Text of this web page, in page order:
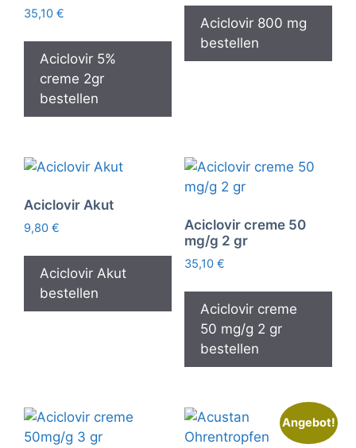
35,10 €
Aciclovir 5%
creme 2gr
bestellen
Aciclovir 800 mg
bestellen
Aciclovir Akut
9,80 €
Aciclovir Akut
bestellen
Aciclovir creme 50
mg/g 2 gr
35,10 €
Aciclovir creme
50 mg/g 2 gr
bestellen
Angebot!